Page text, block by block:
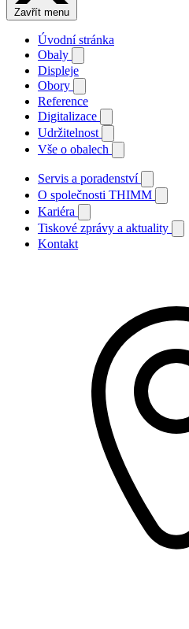
Zavřít menu
Úvodní stránka
Obaly
Displeje
Obory
Reference
Digitalizace
Udržitelnost
Vše o obalech
Servis a poradenství
O společnosti THIMM
Kariéra
Tiskové zprávy a aktuality
Kontakt